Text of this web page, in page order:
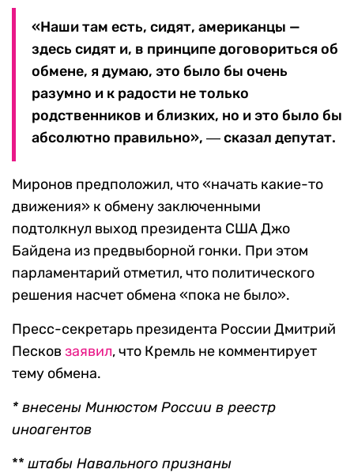
«Наши там есть, сидят, американцы —
здесь сидят и, в принципе договориться об
обмене, я думаю, это было бы очень
разумно и к радости не только
родственников и близких, но и это было бы
абсолютно правильно», ― сказал депутат.
Миронов предположил, что «начать какие-то
движения» к обмену заключенными
подтолкнул выход президента США Джо
Байдена из предвыборной гонки. При этом
парламентарий отметил, что политического
решения насчет обмена «пока не было».
Пресс-секретарь президента России Дмитрий
Песков заявил, что Кремль не комментирует
тему обмена.
* внесены Минюстом России в реестр
иноагентов
** штабы Навального признаны